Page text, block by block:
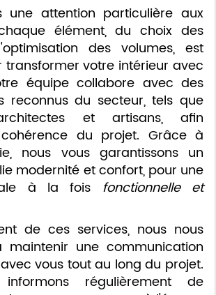
une attention particulière aux
élément, du choix des
des volumes, est
transformer votre intérieur avec
équipe collabore avec des
reconnus du secteur, tels que
et artisans, afin
du projet. Grâce à
nous vous garantissons un
modernité et confort, pour une
à la fois fonctionnelle et
de ces services, nous nous
maintenir une communication
vous tout au long du projet.
régulièrement de